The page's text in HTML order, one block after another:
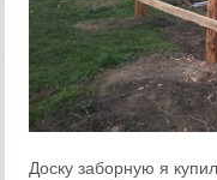
Доску заборную я